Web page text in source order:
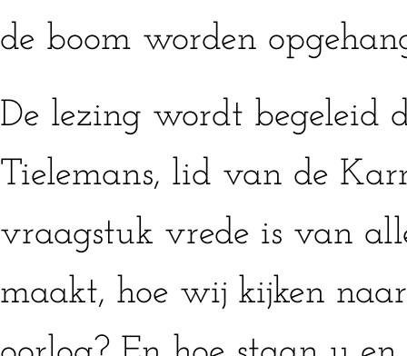
de boom worden
De lezing wordt begeleid
Tielemans, lid van de
vraagstuk vrede is van
maakt, hoe wij kijken